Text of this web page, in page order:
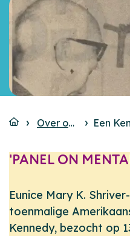
Over ons Een
'PANEL ON
Eunice Mary K.
toenmalige
Kennedy, bezocht op